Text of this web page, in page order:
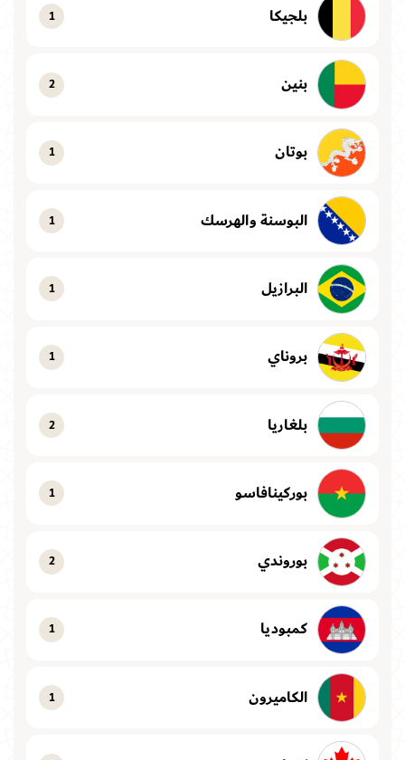
بلجيكا 1
بنين 2
بوتان 1
البوسنة والهرسك 1
البرازيل 1
بروناي 1
بلغاريا 2
بوركينافاسو 1
بوروندي 2
كمبوديا 1
الكاميرون 1